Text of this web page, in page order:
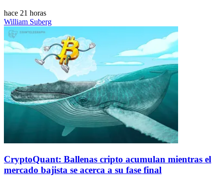
hace 21 horas
William Suberg
CryptoQuant: Ballenas cripto acumulan mientras el
mercado bajista se acerca a su fase final